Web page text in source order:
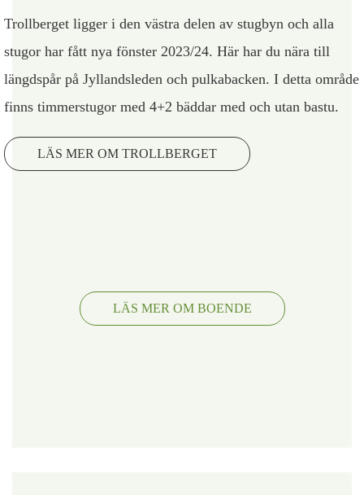
Trollberget ligger i den västra delen av stugbyn och alla
stugor har fått nya fönster 2023/24. Här har du nära till
längdspår på Jyllandsleden och pulkabacken. I detta område
finns timmerstugor med 4+2 bäddar med och utan bastu.
LÄS MER OM TROLLBERGET
LÄS MER OM BOENDE